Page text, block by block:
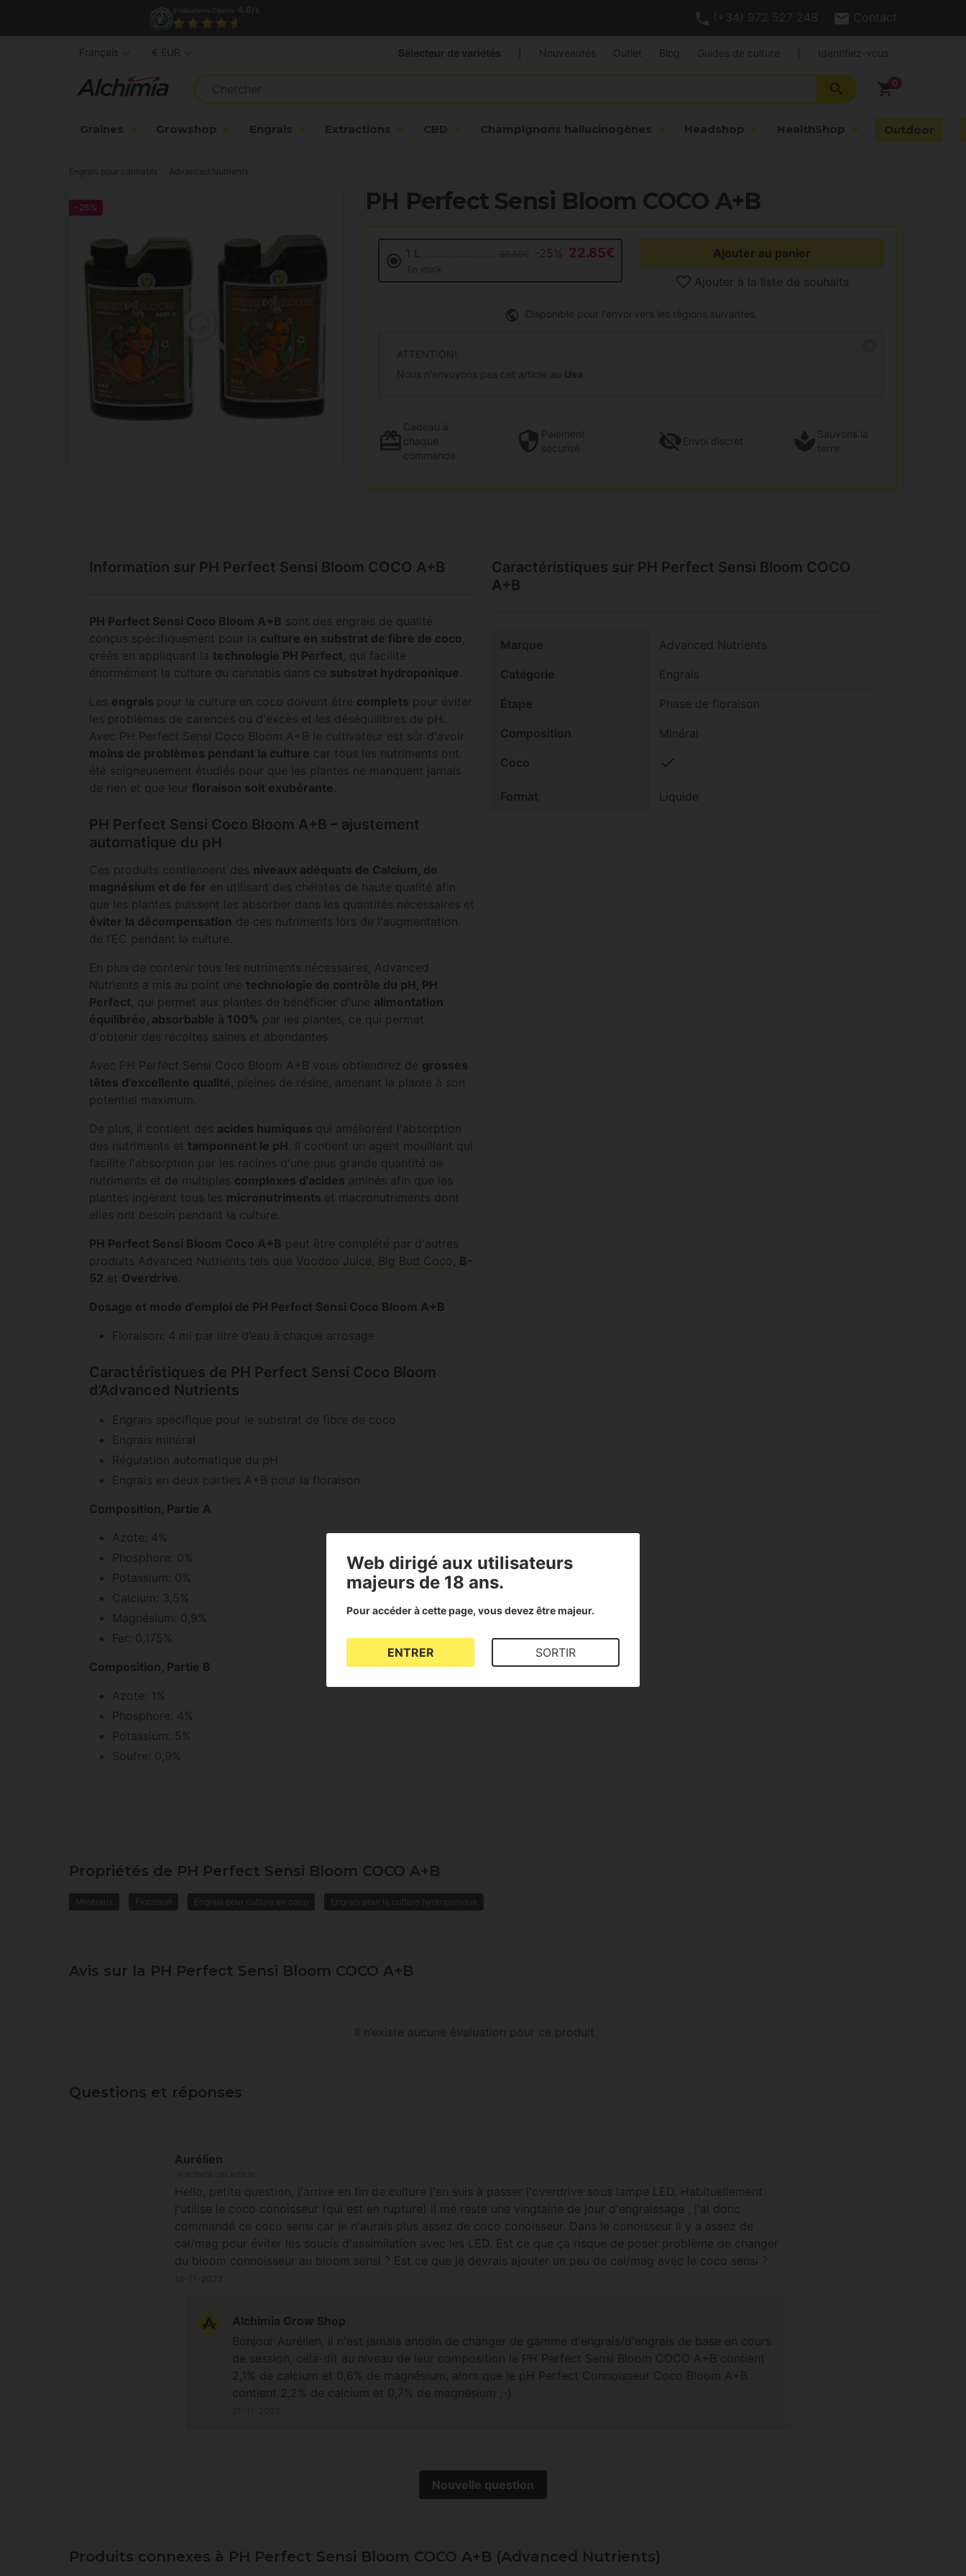
(+34) 972 527 248 Contact
shopping_cart
search
Graines Growshop Engrais Extractions CBD Champignons hallucinogènes Headshop HealthShop Outdoor
Sélecteur de variétés Nouveautés Outlet Blog Guides de culture Identifiez-vous
Français € EUR
Engrais pour cannabis Advanced Nutrients
PH Perfect Sensi Bloom COCO A+B
-25%
1 L -25% 22.85€
En stock
Ajouter au panier
Ajouter à la liste de souhaits
Disponible pour l'envoi vers les régions suivantes.
ATTENTION!
Nous n'envoyons pas cet article au Usa
Cadeau à
chaque
commande
Paiement
sécurisé
Envoi discret
Sauvons la
terre
Information sur PH Perfect Sensi Bloom COCO A+B
PH Perfect Sensi Coco Bloom A+B sont des engrais de qualité
conçus spécifiquement pour la culture en substrat de fibre de coco,
créés en appliquant la technologie PH Perfect, qui facilite
énormément la culture du cannabis dans ce substrat hydroponique.
Les engrais pour la culture en coco doivent être complets pour éviter
les problèmes de carences ou d'excès et les déséquilibres de pH.
Avec PH Perfect Sensi Coco Bloom A+B le cultivateur est sûr d'avoir
moins de problèmes pendant la culture car tous les nutriments ont
été soigneusement étudiés pour que les plantes ne manquent jamais
de rien et que leur floraison soit exubérante.
PH Perfect Sensi Coco Bloom A+B – ajustement
automatique du pH
Ces produits contiennent des niveaux adéquats de Calcium, de
magnésium et de fer en utilisant des chélates de haute qualité afin
que les plantes puissent les absorber dans les quantités nécessaires et
éviter la décompensation de ces nutriments lors de l'augmentation
de l’EC pendant la culture.
En plus de contenir tous les nutriments nécessaires, Advanced
Nutrients a mis au point une technologie de contrôle du pH, PH
Perfect, qui permet aux plantes de bénéficier d'une alimentation
équilibrée, absorbable à 100% par les plantes, ce qui permet
d'obtenir des récoltes saines et abondantes.
Avec PH Perfect Sensi Coco Bloom A+B vous obtiendrez de grosses
têtes d'excellente qualité, pleines de résine, amenant la plante à son
potentiel maximum.
De plus, il contient des acides humiques qui améliorent l'absorption
des nutriments et tamponnent le pH. Il contient un agent mouillant qui
facilite l'absorption par les racines d'une plus grande quantité de
nutriments et de multiples complexes d'acides aminés afin que les
plantes ingèrent tous les micronutriments et macronutriments dont
elles ont besoin pendant la culture.
PH Perfect Sensi Bloom Coco A+B peut être complété par d'autres
produits Advanced Nutrients tels que Voodoo Juice, Big Bud Coco , B-
52 et Overdrive.
Dosage et mode d’emploi de PH Perfect Sensi Coco Bloom A+B
Floraison: 4 ml par litre d’eau à chaque arrosage
Caractéristiques de PH Perfect Sensi Coco Bloom
d’Advanced Nutrients
Engrais spécifique pour le substrat de fibre de coco
Engrais minéral
Régulation automatique du pH
Engrais en deux parties A+B pour la floraison
Composition, Partie A
Azote: 4%
Phosphore: 0%
Potassium: 0%
Calcium: 3,5%
Magnésium: 0,9%
Fer: 0,175%
Composition, Partie B
Azote: 1%
Phosphore: 4%
Potassium: 5%
Soufre: 0,9%
Caractéristiques sur PH Perfect Sensi Bloom COCO
A+B
Marque Advanced Nutrients
Catégorie Engrais
Étape Phase de floraison
Composition Minéral
Coco check
Format Liquide
Propriétés de PH Perfect Sensi Bloom COCO A+B
Minéraux Floraison Engrais pour culture en coco Engrais pour la culture hydroponique
Avis sur la PH Perfect Sensi Bloom COCO A+B
Il n’existe aucune évaluation pour ce produit
Questions et réponses
Aurélien
Hello, petite question, j'arrive en fin de culture j'en suis à passer l'overdrive sous lampe LED. Habituellement
j'utilise le coco conoisseur (qui est en rupture) il me reste une vingtaine de jour d'engraissage , j'ai donc
commandé ce coco sensi car je n'aurais plus assez de coco conoisseur. Dans le conoisseur il y a assez de
cal/mag pour éviter les soucis d'assimilation avec les LED. Est ce que ça risque de poser problème de changer
du bloom connoisseur au bloom sensi ? Est ce que je devrais ajouter un peu de cal/mag avec le coco sensi ?
Alchimia Grow Shop
Nouvelle question
Produits connexes à PH Perfect Sensi Bloom COCO A+B (Advanced Nutrients)
Web dirigé aux utilisateurs
majeurs de 18 ans.
Pour accéder à cette page, vous devez être majeur.
ENTRER SORTIR